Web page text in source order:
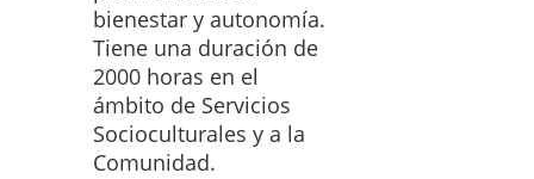
bienestar y autonomía.
Tiene una duración de
2000 horas en el
ámbito de Servicios
Socioculturales y a la
Comunidad.